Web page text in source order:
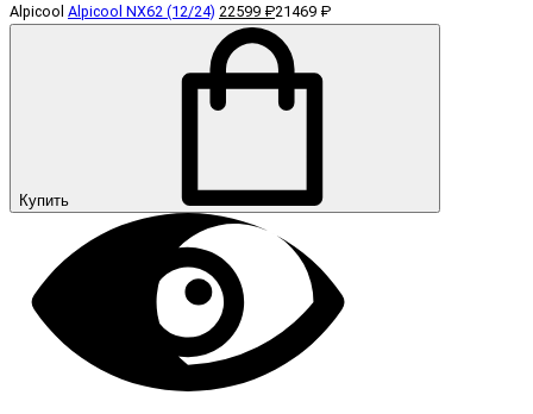
Alpicool Alpicool NX62 (12/24) 22599 ₽21469 ₽
Купить